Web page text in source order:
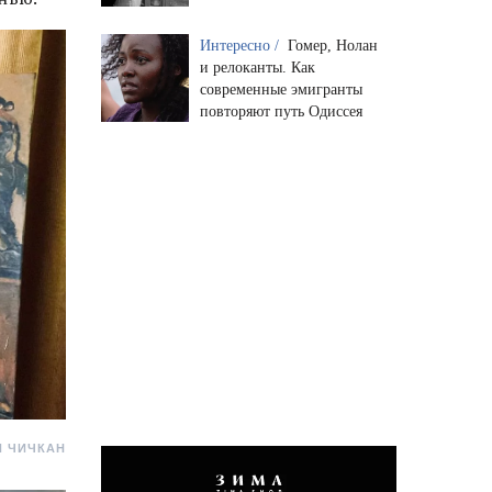
ЧИЧКАН
Интересно / Гомер, Нолан
и релоканты. Как
современные эмигранты
повторяют путь Одиссея